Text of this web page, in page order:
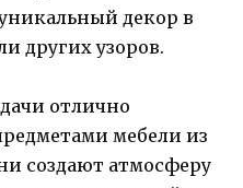
декор в
других узоров.
отлично
мебели из
создают атмосферу